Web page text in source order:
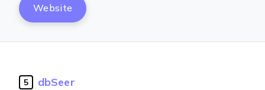
Website
5 dbSeer